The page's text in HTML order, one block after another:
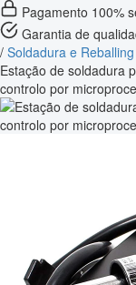
Pagamento 100%
Garantia de
/ Soldadura e Reballing
Estação de soldadura
controlo por